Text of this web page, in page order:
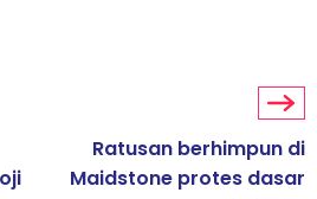
Ratusan berhimpun di
Maidstone protes dasar